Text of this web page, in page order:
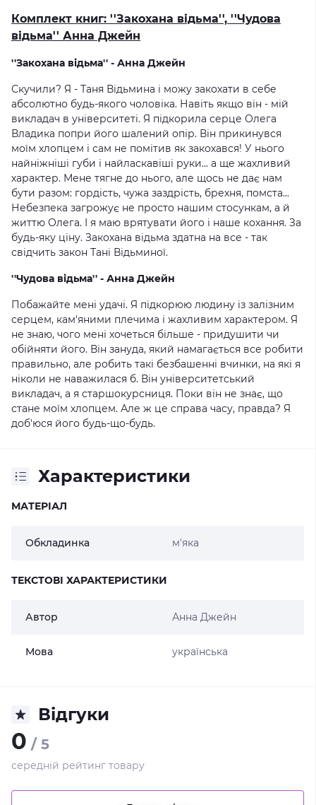
Комплект книг: ''Закохана відьма'', ''Чудова
відьма'' Анна Джейн
''Закохана відьма'' - Анна Джейн
Скучили? Я - Таня Відьмина і можу закохати в себе
абсолютно будь-якого чоловіка. Навіть якщо він - мій
викладач в університеті. Я підкорила серце Олега
Владика попри його шалений опір. Він прикинувся
моїм хлопцем і сам не помітив як закохався! У нього
найніжніші губи і найласкавіші руки... а ще жахливий
характер. Мене тягне до нього, але щось не дає нам
бути разом: гордість, чужа заздрість, брехня, помста...
Небезпека загрожує не просто нашим стосункам, а й
життю Олега. І я маю врятувати його і наше кохання. За
будь-яку ціну. Закохана відьма здатна на все - так
свідчить закон Тані Відьминої.
''Чудова відьма'' - Анна Джейн
Побажайте мені удачі. Я підкорюю людину із залізним
серцем, кам'яними плечима і жахливим характером. Я
не знаю, чого мені хочеться більше - придушити чи
обійняти його. Він зануда, який намагається все робити
правильно, але робить такі безбашенні вчинки, на які я
ніколи не наважилася б. Він університетський
викладач, а я старшокурсниця. Поки він не знає, що
стане моїм хлопцем. Але ж це справа часу, правда? Я
доб'юся його будь-що-будь.
Характеристики
МАТЕРІАЛ
Обкладинка м'яка
ТЕКСТОВІ ХАРАКТЕРИСТИКИ
Автор Анна Джейн
Мова українська
Відгуки
0 / 5
середній рейтинг товару